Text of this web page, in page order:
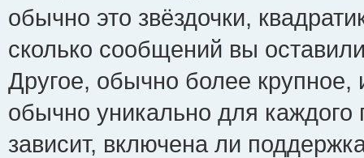
обычно это звёздочки,
сколько сообщений вы
Другое, обычно более крупное,
обычно уникально для каждого
зависит, включена ли